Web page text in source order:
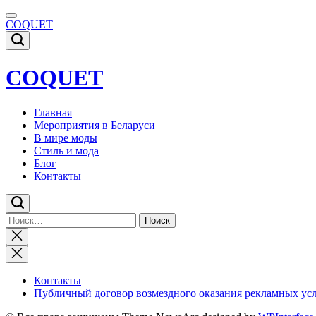
Skip
to
content
COQUET
COQUET
Главная
Мероприятия в Беларуси
В мире моды
Стиль и мода
Блог
Контакты
Найти:
Close
search
Контакты
Публичный договор возмездного оказания рекламных